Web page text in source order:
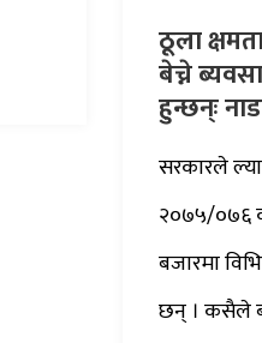
ठूला
बेच्ने
हुन्छन्ः
सरकारले
२०७५/०७६
बजारमा
छन् । कसैले